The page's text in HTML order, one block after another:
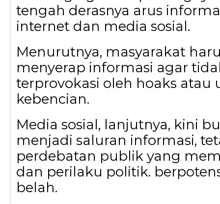
tengah derasnya arus
internet dan media sosial.
Menurutnya, masyarakat
menyerap informasi agar
terprovokasi oleh hoaks atau
kebencian.
Media sosial, lanjutnya, kini
menjadi saluran informasi,
perdebatan publik yang
dan perilaku politik.
belah.